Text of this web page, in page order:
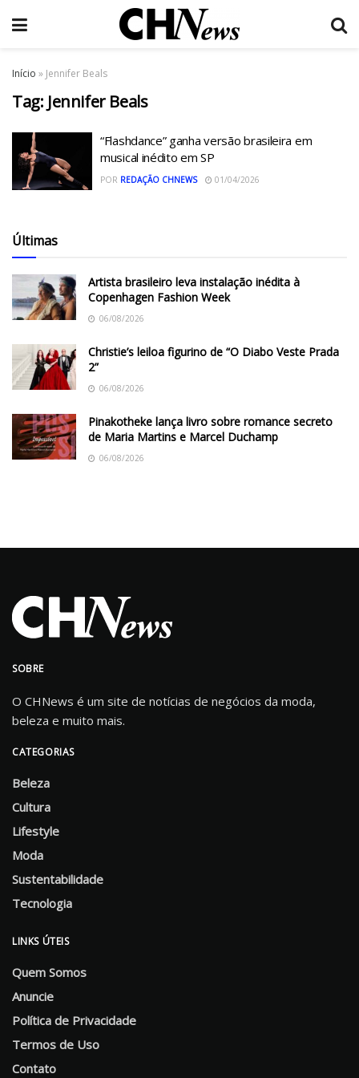
Início » Jennifer Beals
Tag: Jennifer Beals
“Flashdance” ganha versão brasileira em
musical inédito em SP
POR REDAÇÃO CHNEWS 01/04/2026
Últimas
Artista brasileiro leva instalação inédita à
Copenhagen Fashion Week
06/08/2026
Christie’s leiloa figurino de “O Diabo Veste Prada
2”
06/08/2026
Pinakotheke lança livro sobre romance secreto
de Maria Martins e Marcel Duchamp
06/08/2026
SOBRE
O CHNews é um site de notícias de negócios da moda,
beleza e muito mais.
CATEGORIAS
Beleza
Cultura
Lifestyle
Moda
Sustentabilidade
Tecnologia
LINKS ÚTEIS
Quem Somos
Anuncie
Política de Privacidade
Termos de Uso
Contato